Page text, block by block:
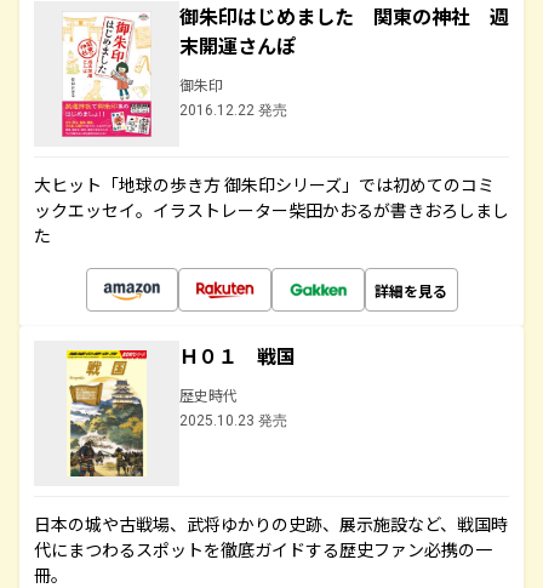
御朱印はじめました 関東の神社 週
末開運さんぽ
御朱印
2016.12.22 発売
大ヒット「地球の歩き方 御朱印シリーズ」では初めてのコミ
ックエッセイ。イラストレーター柴田かおるが書きおろしまし
た
詳細を見る
Ｈ０１ 戦国
歴史時代
2025.10.23 発売
日本の城や古戦場、武将ゆかりの史跡、展示施設など、戦国時
代にまつわるスポットを徹底ガイドする歴史ファン必携の一
冊。